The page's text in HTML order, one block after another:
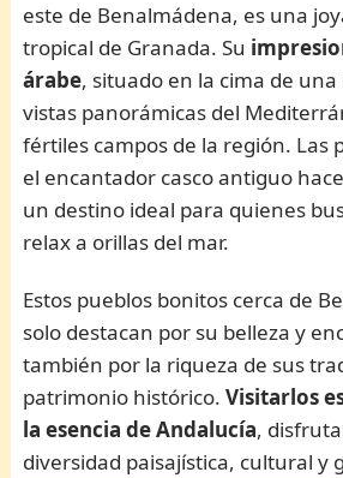
este de Benalmádena, es una
tropical de Granada. Su
árabe, situado en la cima de
vistas panorámicas del
fértiles campos de la región. Las
el encantador casco antiguo
un destino ideal para quienes
relax a orillas del mar.
Estos pueblos bonitos cerca de
solo destacan por su belleza y
también por la riqueza de sus
patrimonio histórico.Visitarlos
la esencia de Andalucía,
diversidad paisajística, cultural y